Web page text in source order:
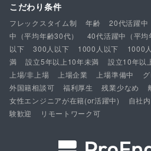
こだわり条件
フレックスタイム制 年齢 20代活躍中
中（平均年齢30代）
40代活躍中（平均
以下
300人以下 1000人以下 1000
満
設立5年以上10年未満 設立10年以
上場/非上場
上場企業 上場準備中
外国籍相談可
福利厚生 残業少なめ
女性エンジニアが在籍(or活躍中)
自社
験歓迎
リモートワーク可